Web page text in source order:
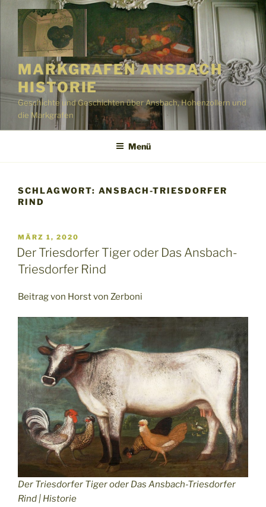
Zum
Inhalt
springen
MARKGRAFEN ANSBACH
HISTORIE
Geschichte und Geschichten über Ansbach, Hohenzollern und
die Markgrafen
Menü
SCHLAGWORT: ANSBACH-TRIESDORFER
RIND
VERÖFFENTLICHT
AM
MÄRZ 1, 2020
Der Triesdorfer Tiger oder Das Ansbach-
Triesdorfer Rind
Beitrag von Horst von Zerboni
Der Triesdorfer Tiger oder Das Ansbach-Triesdorfer
Rind | Historie